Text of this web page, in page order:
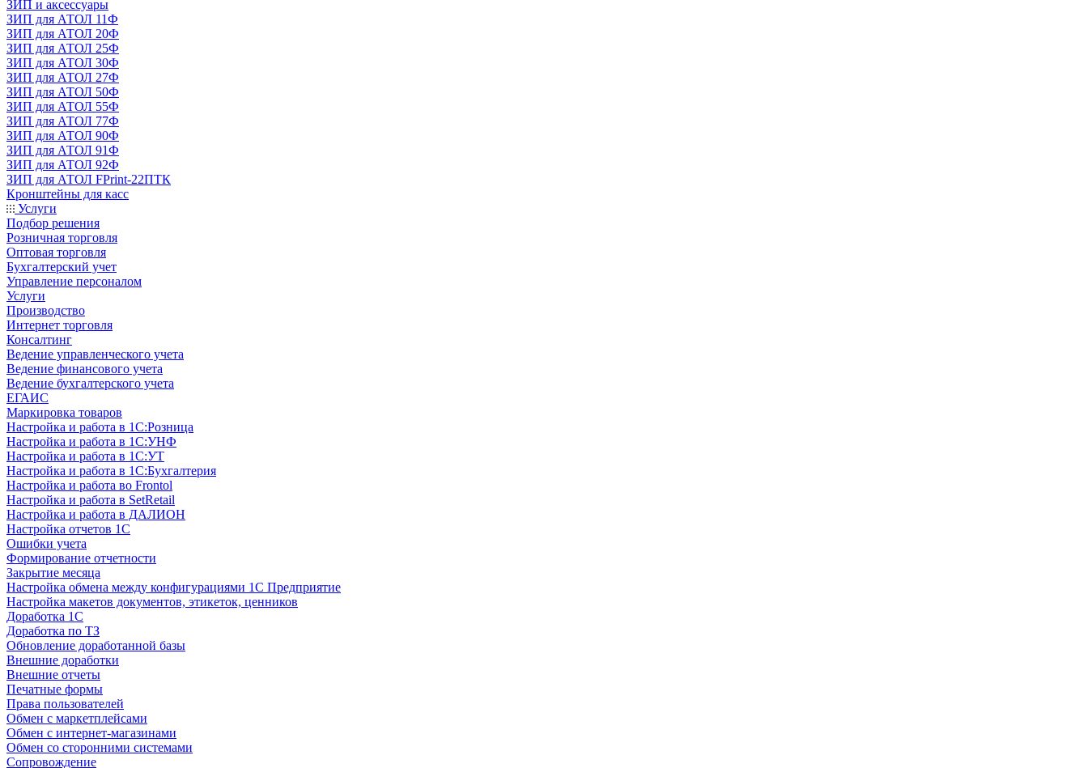
ЗИП и аксессуары
ЗИП для АТОЛ 11Ф
ЗИП для АТОЛ 20Ф
ЗИП для АТОЛ 25Ф
ЗИП для АТОЛ 30Ф
ЗИП для АТОЛ 27Ф
ЗИП для АТОЛ 50Ф
ЗИП для АТОЛ 55Ф
ЗИП для АТОЛ 77Ф
ЗИП для АТОЛ 90Ф
ЗИП для АТОЛ 91Ф
ЗИП для АТОЛ 92Ф
ЗИП для АТОЛ FPrint-22ПТК
Кронштейны для касс
Услуги
Подбор решения
Розничная торговля
Оптовая торговля
Бухгалтерский учет
Управление персоналом
Услуги
Производство
Интернет торговля
Консалтинг
Ведение управленческого учета
Ведение финансового учета
Ведение бухгалтерского учета
ЕГАИС
Маркировка товаров
Настройка и работа в 1С:Розница
Настройка и работа в 1С:УНФ
Настройка и работа в 1С:УТ
Настройка и работа в 1С:Бухгалтерия
Настройка и работа во Frontol
Настройка и работа в SetRetail
Настройка и работа в ДАЛИОН
Настройка отчетов 1С
Ошибки учета
Формирование отчетности
Закрытие месяца
Настройка обмена между конфигурациями 1С Предприятие
Настройка макетов документов, этикеток, ценников
Доработка 1С
Доработка по ТЗ
Обновление доработанной базы
Внешние доработки
Внешние отчеты
Печатные формы
Права пользователей
Обмен с маркетплейсами
Обмен с интернет-магазинами
Обмен со сторонними системами
Сопровождение